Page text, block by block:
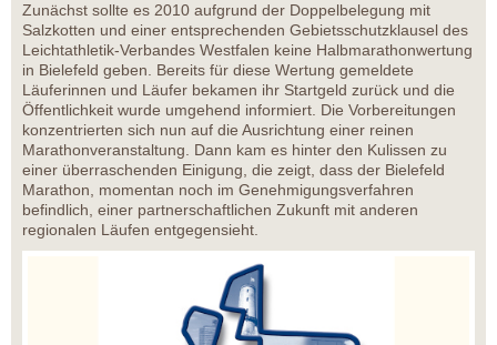
Zunächst sollte es 2010 aufgrund der Doppelbelegung mit
Salzkotten und einer entsprechenden Gebietsschutzklausel des
Leichtathletik-Verbandes Westfalen keine Halbmarathonwertung
in Bielefeld geben. Bereits für diese Wertung gemeldete
Läuferinnen und Läufer bekamen ihr Startgeld zurück und die
Öffentlichkeit wurde umgehend informiert. Die Vorbereitungen
konzentrierten sich nun auf die Ausrichtung einer reinen
Marathonveranstaltung. Dann kam es hinter den Kulissen zu
einer überraschenden Einigung, die zeigt, dass der Bielefeld
Marathon, momentan noch im Genehmigungsverfahren
befindlich, einer partnerschaftlichen Zukunft mit anderen
regionalen Läufen entgegensieht.